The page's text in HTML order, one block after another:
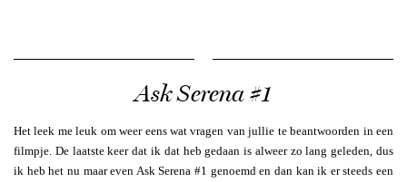
Ask Serena #1
Het leek me leuk om weer eens wat vragen van jullie te beantwoorden in een
filmpje. De laatste keer dat ik dat heb gedaan is alweer zo lang geleden, dus
ik heb het nu maar even Ask Serena #1 genoemd en dan kan ik er steeds een